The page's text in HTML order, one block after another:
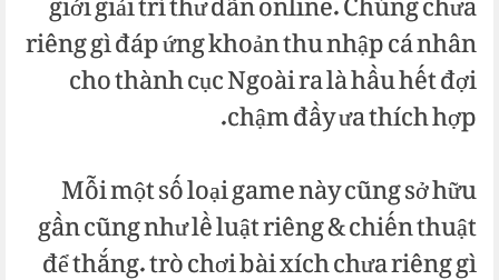
riêng gì đáp ứng khoản thu nhập cá nhân
cho thành cục Ngoài ra là hầu hết đợi
chậm đầy ưa thích hợp.
Mỗi một số loại game này cũng sở hữu
gần cũng như lề luật riêng & chiến thuật